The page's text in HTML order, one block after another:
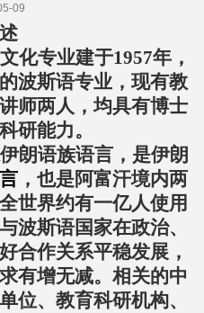
09
化专业建于1957年，
波斯语专业，现有教
师两人，均具有博士
研能力。
朗语族语言，是伊朗
，也是阿富汗境内两
世界约有一亿人使用
波斯语国家在政治、
合作关系平稳发展，
有增无减。相关的中
位、教育科研机构、